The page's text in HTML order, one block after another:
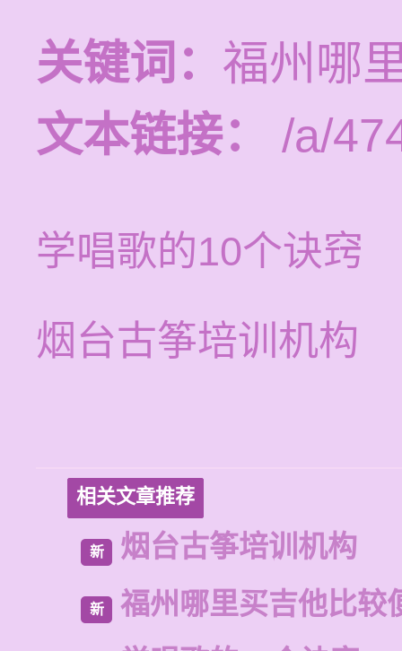
关键词： 福州哪
文本链接：
/a/
学唱歌的10个诀窍
烟台古筝培训机构
相关文章推荐
新 烟台古筝培训机构
新
福州哪里买吉他比较